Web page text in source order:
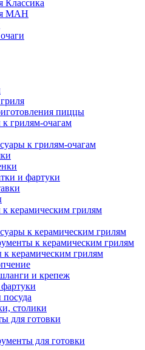
Классика
МАН
пиццы
к грилям-очагам
к грилям-очагам
и фартуки
к керамическим грилям
к керамическим грилям
к керамическим грилям
к керамическим грилям
и крепеж
столики
для готовки
для готовки